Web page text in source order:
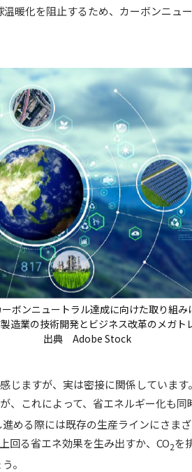
暖化を阻止するため、カーボンニュ
ボンニュートラル達成に向けた取り組み
造業の技術開発とビジネス改革のメガト
出典 Adobe Stock
じますが、実は密接に関係していま
、これによって、省エネルギー化も同
める際には既存の生産ラインにさま
回る省エネ効果を生み出すか、CO2を
。